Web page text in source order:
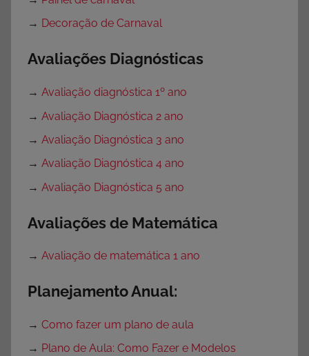
→ Decoração de Carnaval
Avaliações Diagnósticas
→ Avaliação diagnóstica 1º ano
→ Avaliação Diagnóstica 2 ano
→ Avaliação Diagnóstica 3 ano
→ Avaliação Diagnóstica 4 ano
→ Avaliação Diagnóstica 5 ano
Avaliações de Matemática
→ Avaliação de matemática 1 ano
Planejamento Anual:
→ Como fazer um plano de aula
→ Plano de Aula: Como Fazer e Modelos